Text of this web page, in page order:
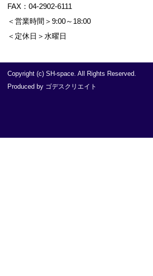
FAX：04-2902-6111
＜営業時間＞9:00～18:00
＜定休日＞水曜日
Copyright (c) SH-space. All Rights Reserved.
Produced by ゴデスクリエイト